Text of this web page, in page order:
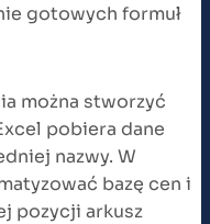
gotowych formuł
można stworzyć
pobiera dane
nazwy. W
bazę cen i
pozycji arkusz